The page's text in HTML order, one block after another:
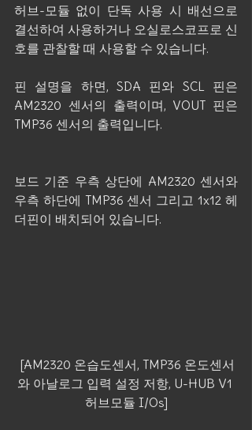
허브-모듈 없이 단독 사용 시 배선으로
결선하여 사용하거나 오실로스코프로 신
호를 관찰할 때 사용할 수 있습니다.
핀 설명을 하면, SDA 핀와 SCL 핀은
AM2320 센서의 출력이며, VOUT 핀은
TMP36 센서의 출력입니다.
보드 기준 우측 상단에 AM2320 센서와
우측 하단에 TMP36 센서 그리고 1x12 헤
더핀이 배치되어 있습니다.
와 아날로그 입력 설정 저항, U-HUB V1
허브모듈 I/Os]